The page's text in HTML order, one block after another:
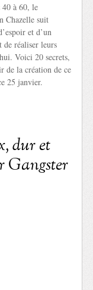
40 à 60, le
Chazelle suit
et d’un
de réaliser leurs
Voici 20 secrets,
de la création de ce
25 janvier.
dur et
Gangster